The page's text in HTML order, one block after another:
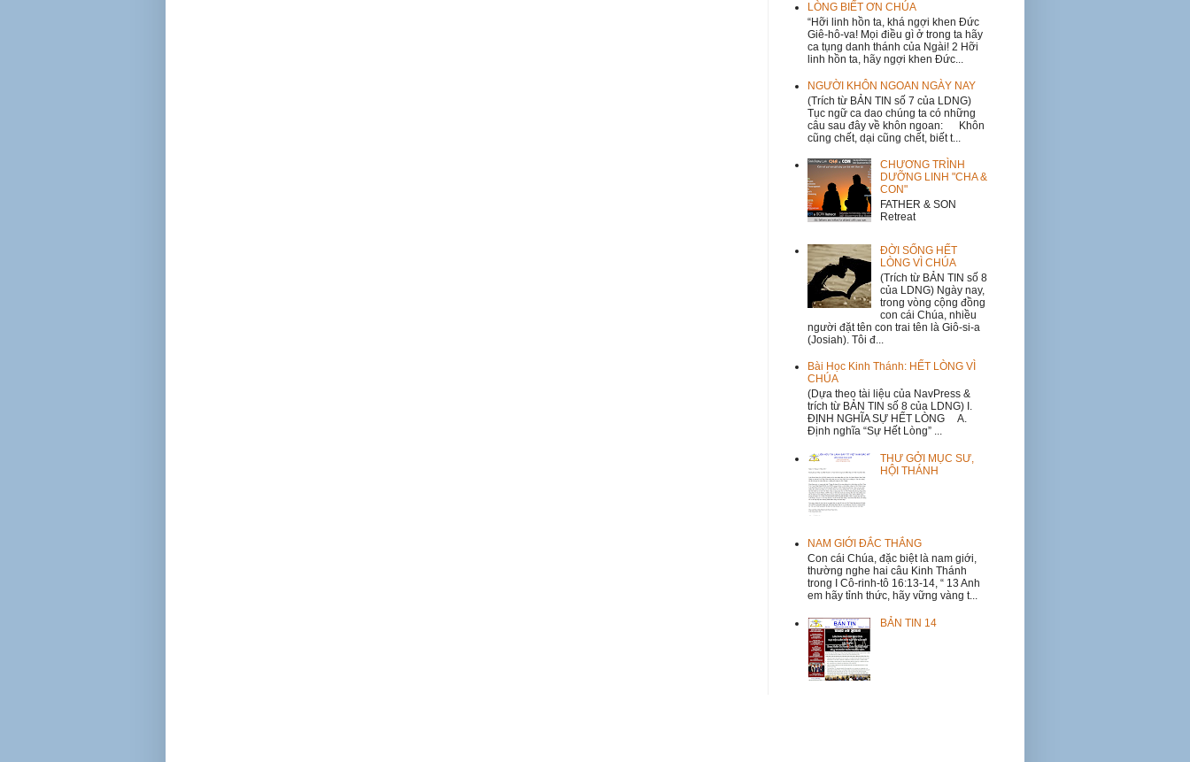
LÒNG BIẾT ƠN CHÚA
“Hỡi linh hồn ta, khá ngợi khen Đức
Giê-hô-va! Mọi điều gì ở trong ta hãy
ca tụng danh thánh của Ngài! 2 Hỡi
linh hồn ta, hãy ngợi khen Đức...
NGƯỜI KHÔN NGOAN NGÀY NAY
(Trích từ BẢN TIN số 7 của LDNG)
Tục ngữ ca dao chúng ta có những
câu sau đây về khôn ngoan: Khôn
cũng chết, dại cũng chết, biết t...
CHƯƠNG TRÌNH
DƯỠNG LINH "CHA &
CON"
FATHER & SON
Retreat
ĐỜI SỐNG HẾT
LÒNG VÌ CHÚA
(Trích từ BẢN TIN số 8
của LDNG) Ngày nay,
trong vòng cộng đồng
con cái Chúa, nhiều
người đặt tên con trai tên là Giô-si-a
(Josiah). Tôi đ...
Bài Học Kinh Thánh: HẾT LÒNG VÌ
CHÚA
(Dựa theo tài liệu của NavPress &
trích từ BẢN TIN số 8 của LDNG) I.
ĐỊNH NGHĨA SỰ HẾT LÒNG A.
Định nghĩa “Sự Hết Lòng” ...
THƯ GỞI MỤC SƯ,
HỘI THÁNH
NAM GIỚI ĐẮC THẮNG
Con cái Chúa, đặc biệt là nam giới,
thường nghe hai câu Kinh Thánh
trong I Cô-rinh-tô 16:13-14, “ 13 Anh
em hãy tỉnh thức, hãy vững vàng t...
BẢN TIN 14